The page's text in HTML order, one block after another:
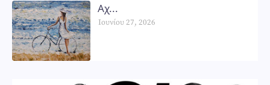
Αχ...
Ιουνίου 27, 2026